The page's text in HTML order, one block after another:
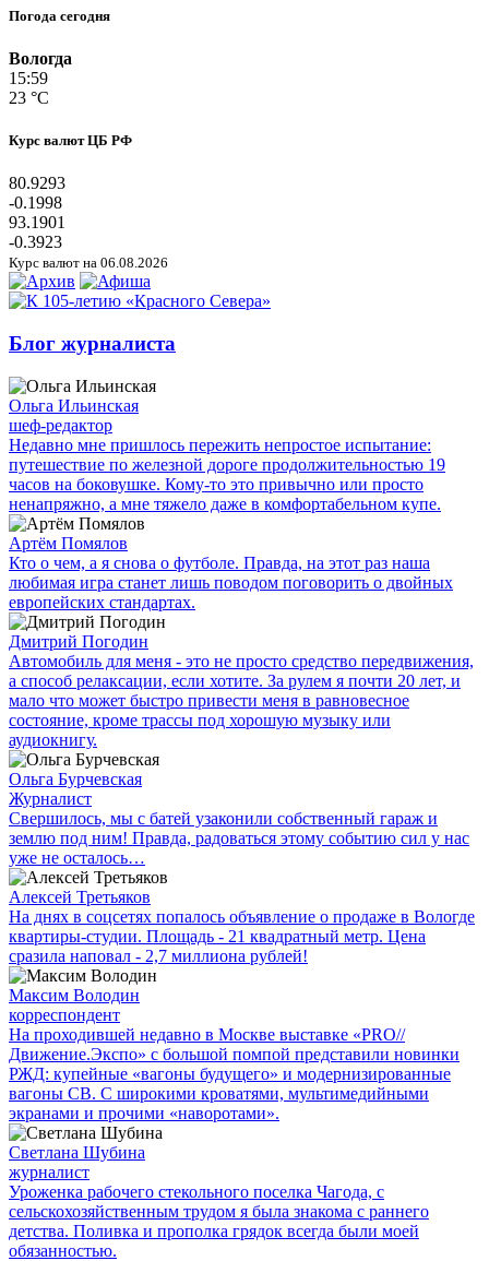
Погода сегодня
Вологда
15:59
23 °C
Курс валют ЦБ РФ
80.9293
-0.1998
93.1901
-0.3923
Курс валют на 06.08.2026
Блог журналиста
Ольга Ильинская
шеф-редактор
Недавно мне пришлось пережить непростое испытание:
путешествие по железной дороге продолжительностью 19
часов на боковушке. Кому-то это привычно или просто
ненапряжно, а мне тяжело даже в комфортабельном купе.
Артём Помялов
Кто о чем, а я снова о футболе. Правда, на этот раз наша
любимая игра станет лишь поводом поговорить о двойных
европейских стандартах.
Дмитрий Погодин
Автомобиль для меня - это не просто средство передвижения,
а способ релаксации, если хотите. За рулем я почти 20 лет, и
мало что может быстро привести меня в равновесное
состояние, кроме трассы под хорошую музыку или
аудиокнигу.
Ольга Бурчевская
Журналист
Свершилось, мы с батей узаконили собственный гараж и
землю под ним! Правда, радоваться этому событию сил у нас
уже не осталось…
Алексей Третьяков
На днях в соцсетях попалось объявление о продаже в Вологде
квартиры-студии. Площадь - 21 квадратный метр. Цена
сразила наповал - 2,7 миллиона рублей!
Максим Володин
корреспондент
На проходившей недавно в Мос­кве выставке «PRO//
Движение.Экспо» с большой помпой представили новинки
РЖД: купейные «вагоны будущего» и модернизированные
вагоны СВ. С широкими кроватями, мультимедийными
экранами и прочими «наворотами».
Светлана Шубина
журналист
Уроженка рабочего стекольного поселка Чагода, с
сельскохозяйственным трудом я была знакома с раннего
детства. Поливка и прополка грядок всегда были моей
обязанностью.